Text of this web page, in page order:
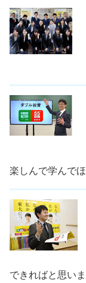
楽しんで学んで
できればと思いま